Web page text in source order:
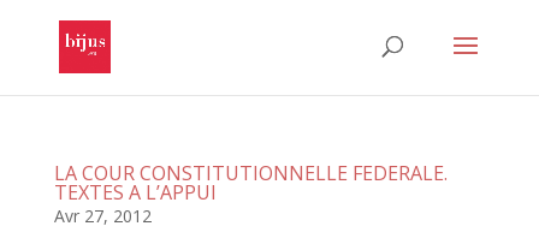
LA COUR CONSTITUTIONNELLE FEDERALE.
TEXTES A L’APPUI
Avr 27, 2012